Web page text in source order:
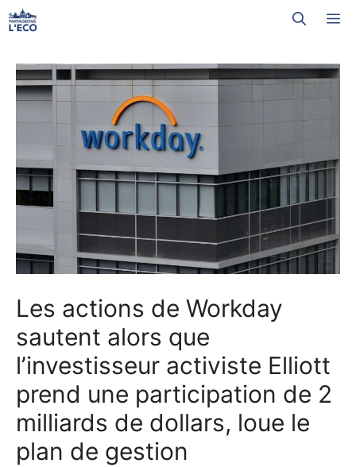
Aller
au
Les actions de Workday
sautent alors que
l’investisseur activiste Elliott
prend une participation de 2
milliards de dollars, loue le
plan de gestion